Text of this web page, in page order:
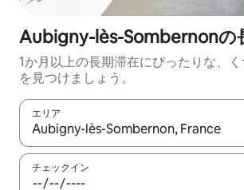
Aubigny-lès-Sombernonの
1か月以上の長期滞在にぴったりな、
を見つけましょう。
エリア
検索結果が表示されたら、上下の矢印キ
チェックイン